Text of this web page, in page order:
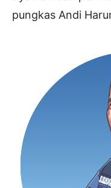
pungkas Andi